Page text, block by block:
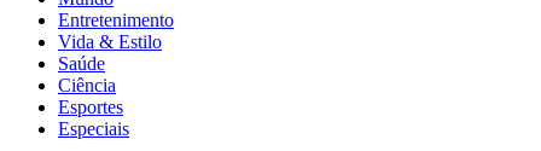
Entretenimento
Vida & Estilo
Saúde
Ciência
Esportes
Especiais